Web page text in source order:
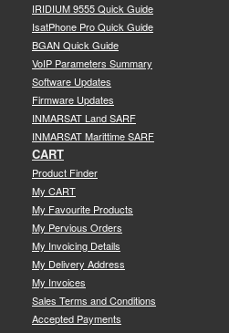
IRIDIUM 9555 Quick Guide
IsatPhone Pro Quick Guide
BGAN Quick Guide
VoIP Parameters Summary
Software Updates
Firmware Updates
INMARSAT Land SARF
INMARSAT Marittime SARF
CART
Product Finder
My CART
My Favourite Products
My Pervious Orders
My Invoicing Details
My Delivery Address
My Invoices
Sales Terms and Conditions
Accepted Payments